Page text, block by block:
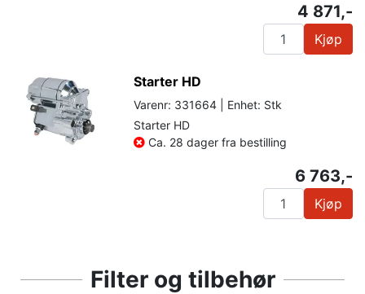
4 871,-
Kjøp
Starter HD
Varenr: 331664 | Enhet: Stk
Starter HD
Ca. 28 dager fra bestilling
6 763,-
Kjøp
Filter og tilbehør